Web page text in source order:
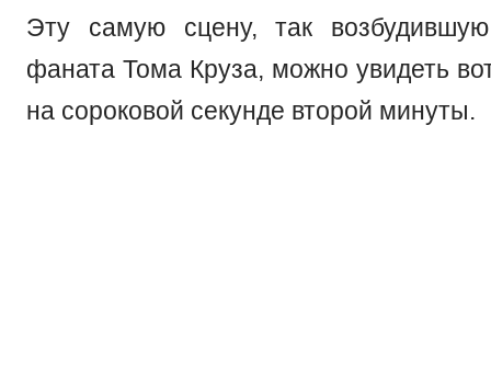
Эту самую сцену, так возбудившую
фаната Тома Круза, можно увидеть
на сороковой секунде второй минуты.